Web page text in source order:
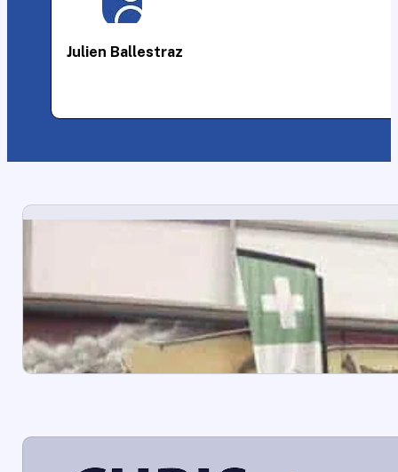
Julien Ballestraz
Organizza il tuo evento in tutta
Chris Medical Services progetterà un dispositivo